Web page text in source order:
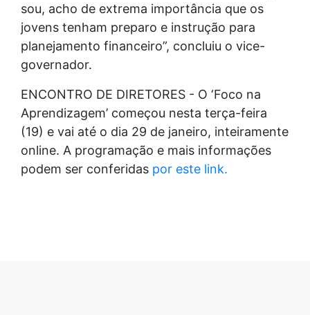
sou, acho de extrema importância que os
jovens tenham preparo e instrução para
planejamento financeiro”, concluiu o vice-
governador.
ENCONTRO DE DIRETORES - O ‘Foco na
Aprendizagem’ começou nesta terça-feira
(19) e vai até o dia 29 de janeiro, inteiramente
online. A programação e mais informações
podem ser conferidas por este link.